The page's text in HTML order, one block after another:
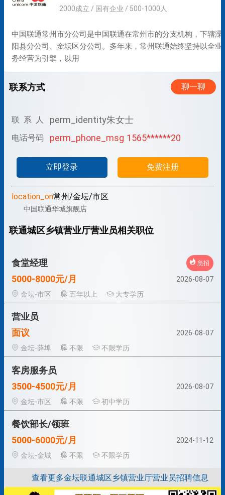
2000成立 / 国有企业 / 500-1000人
中国联通常州市分公司是中国联通在常州市的分支机构，下辖溧
阳县分公司、金坛区分公司。多年来，常州联通始终坚持以全业
务经营为引擎，以用
联系方式 聊一聊
联 系 人 perm_identity朱女士
电话号码 perm_phone_msg 1565******20
立即登录 免费注册
location_on常州/金坛/市区
中国联通华城旗舰店
联通城区乡镇营业厅营业员相关职位
食堂经理 急招
5000-8000元/月
2026-08-07
金坛-市区
五年以上 大专学历
营业员
面议
2026-08-07
金坛-薛埠
不限 不限学历
客房服务员
3500-4500元/月
2026-08-07
金坛-市区
不限 初中学历
餐饮部长/领班
5000-6000元/月
2024-11-12
金坛-金城
不限 不限学历
查看更多金坛联通城区乡镇营业厅营业员招聘信息